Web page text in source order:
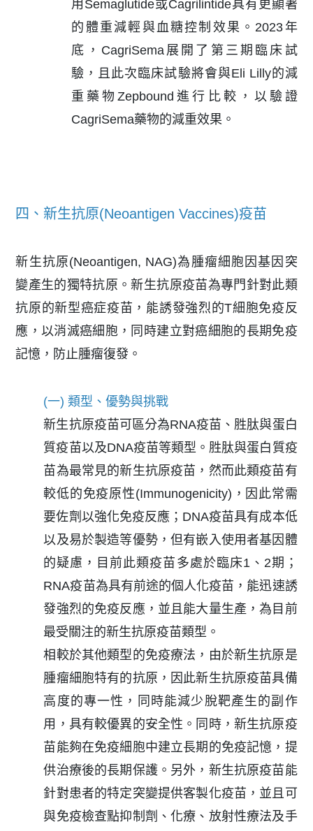
用Semaglutide或Cagrilintide具有更顯著
的體重減輕與血糖控制效果。2023年
底，CagriSema展開了第三期臨床試
驗，且此次臨床試驗將會與Eli Lilly的減
重藥物Zepbound進行比較，以驗證
CagriSema藥物的減重效果。
四、新生抗原(Neoantigen Vaccines)疫苗
新生抗原(Neoantigen, NAG)為腫瘤細胞因基因突
變產生的獨特抗原。新生抗原疫苗為專門針對此類
抗原的新型癌症疫苗，能誘發強烈的T細胞免疫反
應，以消滅癌細胞，同時建立對癌細胞的長期免疫
記憶，防止腫瘤復發。
(一) 類型、優勢與挑戰
新生抗原疫苗可區分為RNA疫苗、胜肽與蛋白
質疫苗以及DNA疫苗等類型。胜肽與蛋白質疫
苗為最常見的新生抗原疫苗，然而此類疫苗有
較低的免疫原性(Immunogenicity)，因此常需
要佐劑以強化免疫反應；DNA疫苗具有成本低
以及易於製造等優勢，但有嵌入使用者基因體
的疑慮，目前此類疫苗多處於臨床1、2期；
RNA疫苗為具有前途的個人化疫苗，能迅速誘
發強烈的免疫反應，並且能大量生產，為目前
最受關注的新生抗原疫苗類型。
相較於其他類型的免疫療法，由於新生抗原是
腫瘤細胞特有的抗原，因此新生抗原疫苗具備
高度的專一性，同時能減少脫靶產生的副作
用，具有較優異的安全性。同時，新生抗原疫
苗能夠在免疫細胞中建立長期的免疫記憶，提
供治療後的長期保護。另外，新生抗原疫苗能
針對患者的特定突變提供客製化疫苗，並且可
與免疫檢查點抑制劑、化療、放射性療法及手